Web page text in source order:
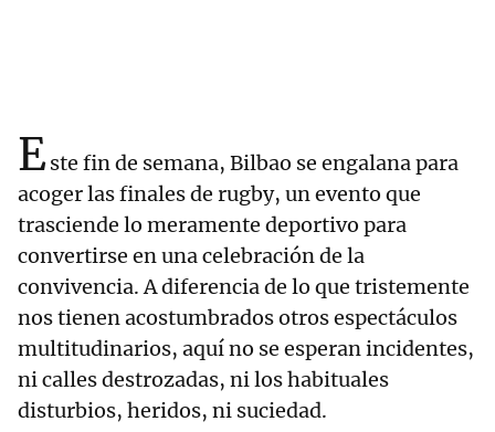
Este fin de semana, Bilbao se engalana para
acoger las finales de rugby, un evento que
trasciende lo meramente deportivo para
convertirse en una celebración de la
convivencia. A diferencia de lo que tristemente
nos tienen acostumbrados otros espectáculos
multitudinarios, aquí no se esperan incidentes,
ni calles destrozadas, ni los habituales
disturbios, heridos, ni suciedad.